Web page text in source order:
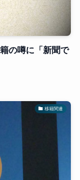
の噂に「新聞で
移籍関連